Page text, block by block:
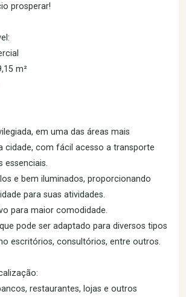
prosperar!
m²
em uma das áreas mais
cidade, com fácil acesso a transporte
essenciais.
e bem iluminados, proporcionando
para suas atividades.
para maior comodidade.
pode ser adaptado para diversos tipos
escritórios, consultórios, entre outros.
restaurantes, lojas e outros